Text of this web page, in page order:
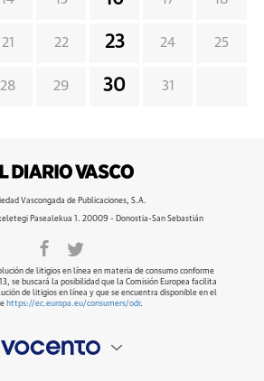
21 22 23 24 25
28 29 30 31
Vascongada de Publicaciones, S.A.
Pasealekua 1. 20009 - Donostia-San Sebastián
de litigios en línea en materia de consumo conforme
se buscará la posibilidad que la Comisión Europea facilita
de litigios en línea y que se encuentra disponible en el
https://ec.europa.eu/consumers/odr.